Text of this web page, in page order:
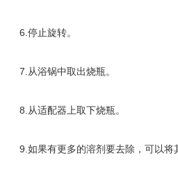
6.停止旋转。
7.从浴锅中取出烧瓶。
8.从适配器上取下烧瓶。
9.如果有更多的溶剂要去除，可以将